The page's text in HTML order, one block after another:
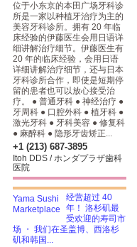
位于小东京的本田广场牙科诊
所是一家以种植牙治疗为主的
美容牙科诊所。拥有 20 年临
床经验的伊藤医生会用日语详
细讲解治疗细节。伊藤医生有
20 年的临床经验，会用日语
详细讲解治疗细节，还与日本
牙科诊所合作，即使是短期停
留的患者也可以放心接受治
疗。 ● 普通牙科 ● 神经治疗 ●
牙周科 ● 口腔外科 ● 植牙科 ●
激光牙科 ● 牙科美容 ● 修复科
● 麻醉科 ● 隐形牙齿矫正...
+1 (213) 687-3895
Itoh DDS / ホンダプラザ歯科
医院
经营超过 40
年！ 洛杉矶最
受欢迎的寿司市
场 ・ 我们在圣盖博、西洛杉
矶和韩国...